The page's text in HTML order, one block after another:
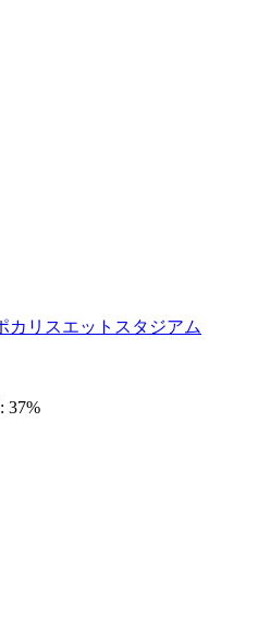
カリスエットスタジアム
: 37%